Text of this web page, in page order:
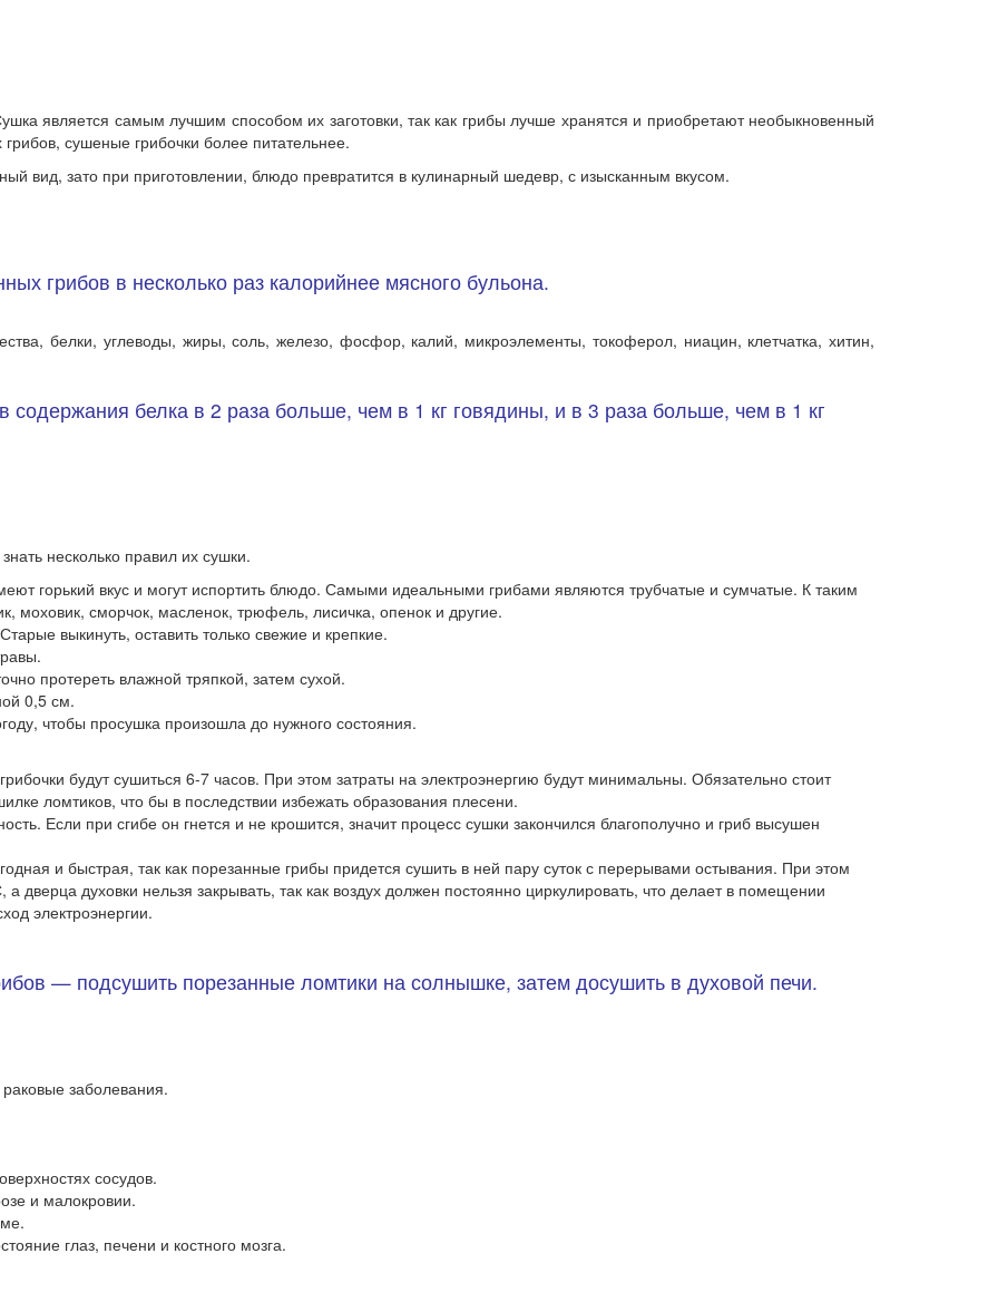
является самым лучшим способом их заготовки, так как грибы лучше хранятся и приобретают необыкновенный
сушеные грибочки более питательнее.
вид, зато при приготовлении, блюдо превратится в кулинарный шедевр, с изысканным вкусом.
грибов в несколько раз калорийнее мясного бульона.
белки, углеводы, жиры, соль, железо, фосфор, калий, микроэлементы, токоферол, ниацин, клетчатка, хитин,
содержания белка в 2 раза больше, чем в 1 кг говядины, и в 3 раза больше, чем в 1 кг
несколько правил их сушки.
горький вкус и могут испортить блюдо. Самыми идеальными грибами являются трубчатые и сумчатые. К таким
моховик, сморчок, масленок, трюфель, лисичка, опенок и другие.
выкинуть, оставить только свежие и крепкие.
протереть влажной тряпкой, затем сухой.
0,5 см.
чтобы просушка произошла до нужного состояния.
будут сушиться 6-7 часов. При этом затраты на электроэнергию будут минимальны. Обязательно стоит
ломтиков, что бы в последствии избежать образования плесени.
Если при сгибе он гнется и не крошится, значит процесс сушки закончился благополучно и гриб высушен
и быстрая, так как порезанные грибы придется сушить в ней пару суток с перерывами остывания. При этом
дверца духовки нельзя закрывать, так как воздух должен постоянно циркулировать, что делает в помещении
электроэнергии.
— подсушить порезанные ломтики на солнышке, затем досушить в духовой печи.
заболевания.
сосудов.
и малокровии.
глаз, печени и костного мозга.